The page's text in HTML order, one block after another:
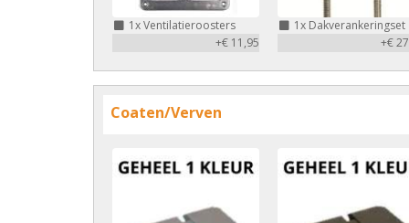
1xVentilatieroosters
+€ 11,95
1xDakverankeringset
+€
Coaten/Verven